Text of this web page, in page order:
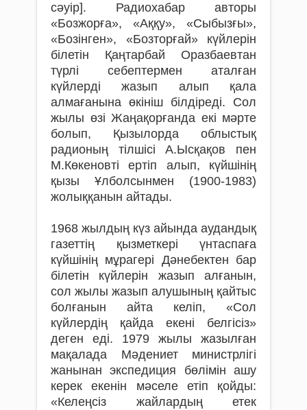
сәуір]. Радиохабар авторы
«Бозжорға», «Аққу», «Сыбызғы»,
«Бозінген», «Бозторғай» күйлерін
білетін Қаңтарбай Оразбаевтан
түрлі себептермен аталған
күйлерді жазып алып қала
алмағанына өкініш білдіреді. Сол
жылы өзі Жаңақорғанда екі мәрте
болып, Қызылорда облыстық
радионың тілшісі А.Ысқақов пен
М.Көкеновті ертіп алып, күйшінің
қызы Ұлболсынмен (1900-1983)
жолыққанын айтады.
1968 жылдың күз айында аудандық
газеттің қызметкері үнтаспаға
күйшінің мұрагері Дәнебектен бар
білетін күйлерін жазып алғанын,
сол жылы жазып алушының қайтыс
болғанын айта келіп, «Сол
күйлердің қайда екені белгісіз»
деген еді. 1979 жылы жазылған
мақалада Мәдениет министрлігі
жанынан экспедиция бөлімін ашу
керек екенін мәселе етіп қойды:
«Келеңсіз жайлардың етек